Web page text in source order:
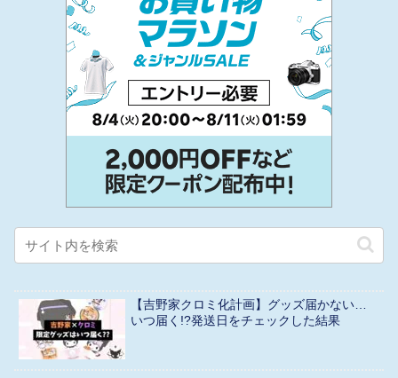
【吉野家クロミ化計画】グッズ届かない…
いつ届く!?発送日をチェックした結果